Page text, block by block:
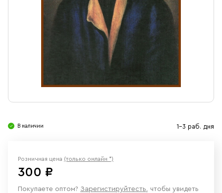
В наличии 1-3 раб. дня
Розничная цена (только онлайн *)
300 ₽
Покупаете оптом? Зарегистируйтесть, чтобы увидеть